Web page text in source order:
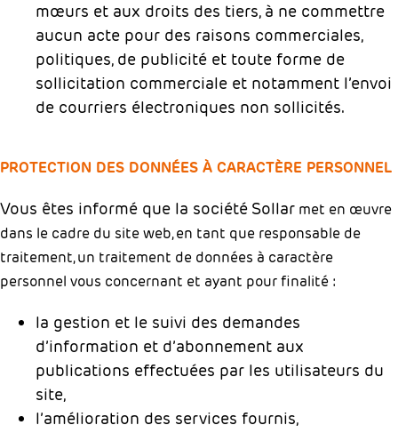
mœurs et aux droits des tiers, à ne commettre
aucun acte pour des raisons commerciales,
politiques, de publicité et toute forme de
sollicitation commerciale et notamment l’envoi
de courriers électroniques non sollicités.
PROTECTION DES DONNÉES À CARACTÈRE PERSONNEL
Vous êtes informé que la société Sollar met en œuvre
dans le cadre du site web, en tant que responsable de
traitement, un traitement de données à caractère
personnel vous concernant et ayant pour finalité :
la gestion et le suivi des demandes
d’information et d’abonnement aux
publications effectuées par les utilisateurs du
site,
l’amélioration des services fournis,